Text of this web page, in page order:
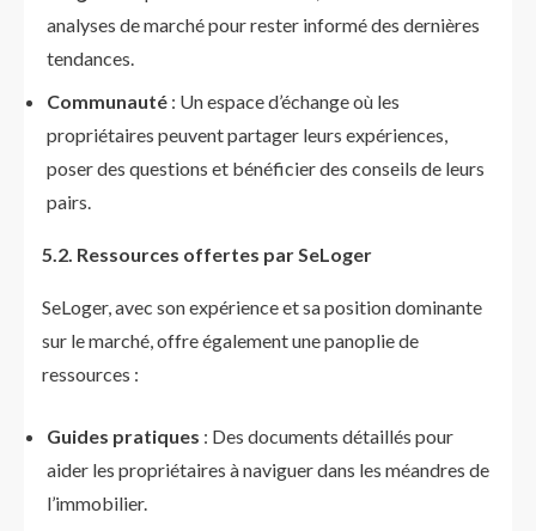
analyses de marché pour rester informé des dernières
tendances.
Communauté : Un espace d’échange où les
propriétaires peuvent partager leurs expériences,
poser des questions et bénéficier des conseils de leurs
pairs.
5.2. Ressources offertes par SeLoger
SeLoger, avec son expérience et sa position dominante
sur le marché, offre également une panoplie de
ressources :
Guides pratiques : Des documents détaillés pour
aider les propriétaires à naviguer dans les méandres de
l’immobilier.